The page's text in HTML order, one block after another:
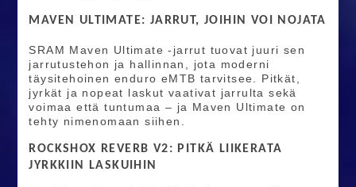
MAVEN ULTIMATE: JARRUT, JOIHIN VOI NOJATA
SRAM Maven Ultimate -jarrut tuovat juuri sen
jarrutustehon ja hallinnan, jota moderni
täysitehoinen enduro eMTB tarvitsee. Pitkät,
jyrkät ja nopeat laskut vaativat jarrulta sekä
voimaa että tuntumaa – ja Maven Ultimate on
tehty nimenomaan siihen.
ROCKSHOX REVERB V2: PITKÄ LIIKERATA
JYRKKIIN LASKUIHIN